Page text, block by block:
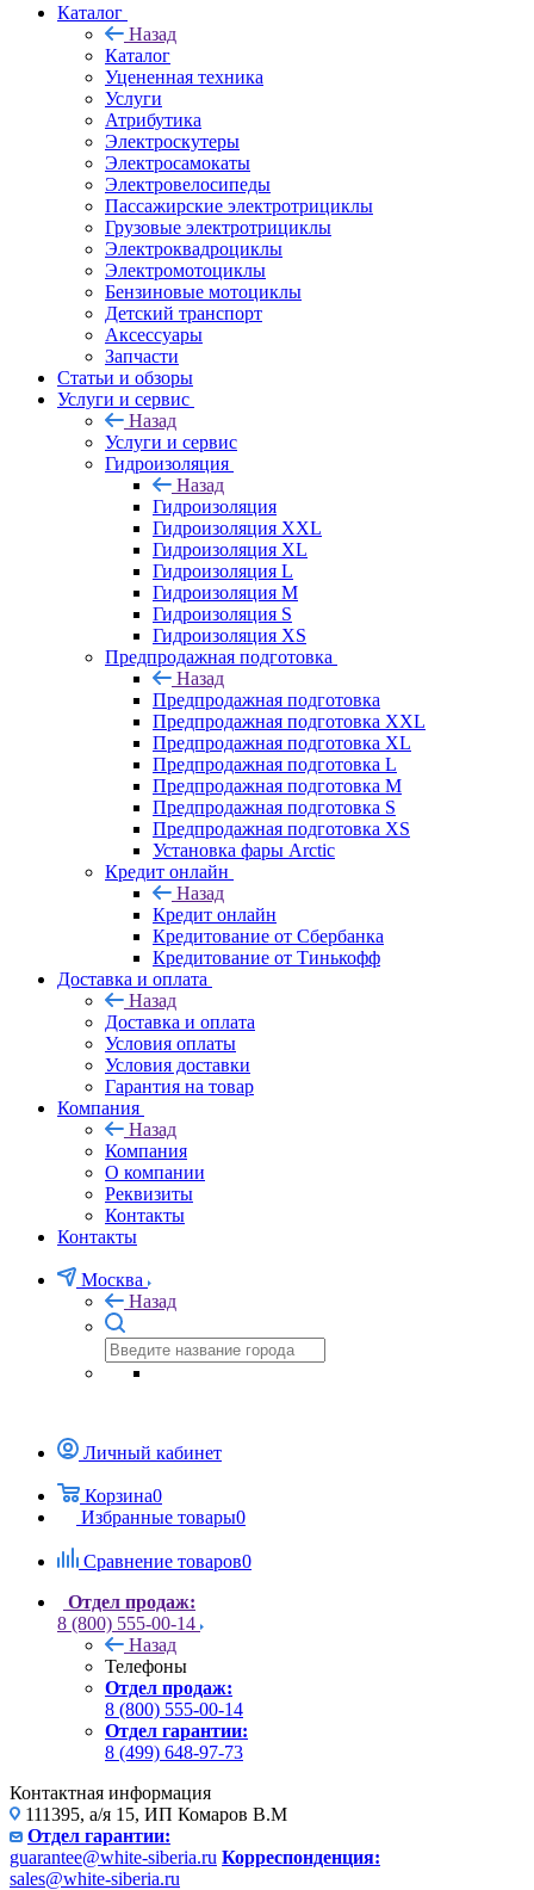
Каталог
Назад
Каталог
Уцененная техника
Услуги
Атрибутика
Электроскутеры
Электросамокаты
Электровелосипеды
Пассажирские электротрициклы
Грузовые электротрициклы
Электроквадроциклы
Электромотоциклы
Бензиновые мотоциклы
Детский транспорт
Аксессуары
Запчасти
Статьи и обзоры
Услуги и сервис
Назад
Услуги и сервис
Гидроизоляция
Назад
Гидроизоляция
Гидроизоляция XXL
Гидроизоляция XL
Гидроизоляция L
Гидроизоляция M
Гидроизоляция S
Гидроизоляция XS
Предпродажная подготовка
Назад
Предпродажная подготовка
Предпродажная подготовка XXL
Предпродажная подготовка XL
Предпродажная подготовка L
Предпродажная подготовка M
Предпродажная подготовка S
Предпродажная подготовка XS
Установка фары Arctic
Кредит онлайн
Назад
Кредит онлайн
Кредитование от Сбербанка
Кредитование от Тинькофф
Доставка и оплата
Назад
Доставка и оплата
Условия оплаты
Условия доставки
Гарантия на товар
Компания
Назад
Компания
О компании
Реквизиты
Контакты
Контакты
Москва
Назад
Личный кабинет
Корзина0
Избранные товары0
Сравнение товаров0
Отдел продаж:
8 (800) 555-00-14
Назад
Телефоны
Отдел продаж:
8 (800) 555-00-14
Отдел гарантии:
8 (499) 648-97-73
Контактная информация
111395, а/я 15, ИП Комаров В.М
Отдел гарантии:
guarantee@white-siberia.ru Корреспонденция:
sales@white-siberia.ru